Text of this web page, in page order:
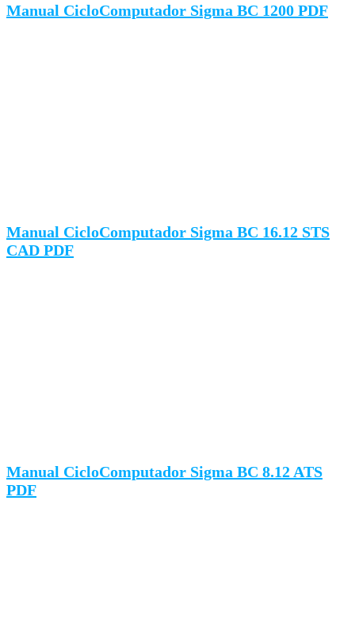
Manual CicloComputador Sigma BC 1200 PDF
Manual CicloComputador Sigma BC 16.12 STS
CAD PDF
Manual CicloComputador Sigma BC 8.12 ATS
PDF